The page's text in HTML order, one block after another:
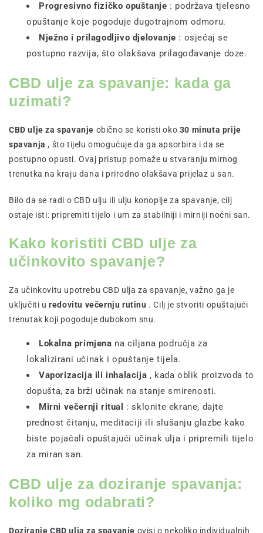
Progresivno fizičko opuštanje : podržava tjelesno
opuštanje koje pogoduje dugotrajnom odmoru.
Nježno i prilagodljivo djelovanje : osjećaj se
postupno razvija, što olakšava prilagođavanje doze.
CBD ulje za spavanje: kada ga
uzimati?
CBD ulje za spavanje obično se koristi oko 30 minuta prije
spavanja , što tijelu omogućuje da ga apsorbira i da se
postupno opusti. Ovaj pristup pomaže u stvaranju mirnog
trenutka na kraju dana i prirodno olakšava prijelaz u san.
Bilo da se radi o CBD ulju ili ulju konoplje za spavanje, cilj
ostaje isti: pripremiti tijelo i um za stabilniji i mirniji noćni san.
Kako koristiti CBD ulje za
učinkovito spavanje?
Za učinkovitu upotrebu CBD ulja za spavanje, važno ga je
uključiti uredovitu večernju rutinu . Cilj je stvoriti opuštajući
trenutak koji pogoduje dubokom snu.
Lokalna primjena na ciljana područja za
lokalizirani učinak i opuštanje tijela.
Vaporizacija ili inhalacija , kada oblik proizvoda to
dopušta, za brži učinak na stanje smirenosti.
Mirni večernji ritual
: sklonite ekrane, dajte
prednost čitanju, meditaciji ili slušanju glazbe kako
biste pojačali opuštajući učinak ulja i pripremili tijelo
za miran san.
CBD ulje za doziranje spavanja:
koliko mg odabrati?
Doziranje CBD ulja za spavanje ovisi o nekoliko individualnih